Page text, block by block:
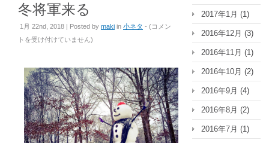
冬将軍来る
1月 22nd, 2018 | Posted by maki in 小ネタ - (冬
る
は
コメン
トを受け付けていません)
2017年1月 (1)
2016年12月 (3)
2016年11月 (1)
2016年10月 (2)
2016年9月 (4)
2016年8月 (2)
2016年7月 (1)